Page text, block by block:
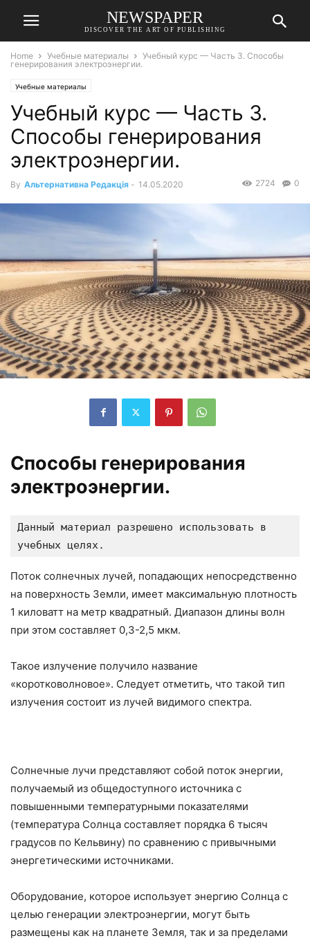
NEWSPAPER
DISCOVER THE ART OF PUBLISHING
Home Учебные материалы
Учебный курс — Часть 3. Способы
генерирования электроэнергии.
Учебные материалы
Учебный курс — Часть 3.
Способы генерирования
электроэнергии.
By Альтернативна Редакція - 14.05.2020 0
2724
Способы генерирования
электроэнергии.
Данный материал разрешено использовать в
учебных целях.
Поток солнечных лучей, попадающих непосредственно
на поверхность Земли, имеет максимальную плотность
1 киловатт на метр квадратный. Диапазон длины волн
при этом составляет 0,3-2,5 мкм.
Такое излучение получило название
«коротковолновое». Следует отметить, что такой тип
излучения состоит из лучей видимого спектра.
Солнечные лучи представляют собой поток энергии,
получаемый из общедоступного источника с
повышенными температурными показателями
(температура Солнца составляет порядка 6 тысяч
градусов по Кельвину) по сравнению с привычными
энергетическими источниками.
Оборудование, которое использует энергию Солнца с
целью генерации электроэнергии, могут быть
размещены как на планете Земля, так и за пределами